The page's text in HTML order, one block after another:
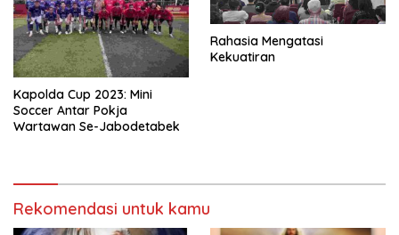
Kapolda Cup 2023: Mini
Soccer Antar Pokja
Wartawan Se-Jabodetabek
Rahasia Mengatasi
Kekuatiran
Rekomendasi untuk kamu